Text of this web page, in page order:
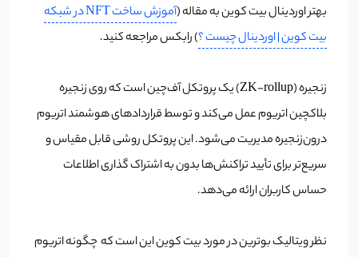
بهتر اوردینال بیت کوین به مقاله (
آموزش ساخت NFT در شبکه
بیت کوین | اوردینال چیست ؟) رابکس مراجعه کنید.
زنجیره (ZK-rollup) یک پروتکل آف‌چین است که روی زنجیره
بلاکچین اتریوم عمل می‌کند و توسط قراردادهای هوشمند اتریوم
درون‌زنجیره مدیریت می‌شود. این پروتکل روشی قابل مقیاس و
سریع‌تر برای تأیید تراکنش‌ها بدون به اشتراک گذاری اطلاعات
حساس کاربران ارائه می‌دهد.
نظر ویتالیک بوترین در مورد بیت کوین این است که چگونه اتریوم